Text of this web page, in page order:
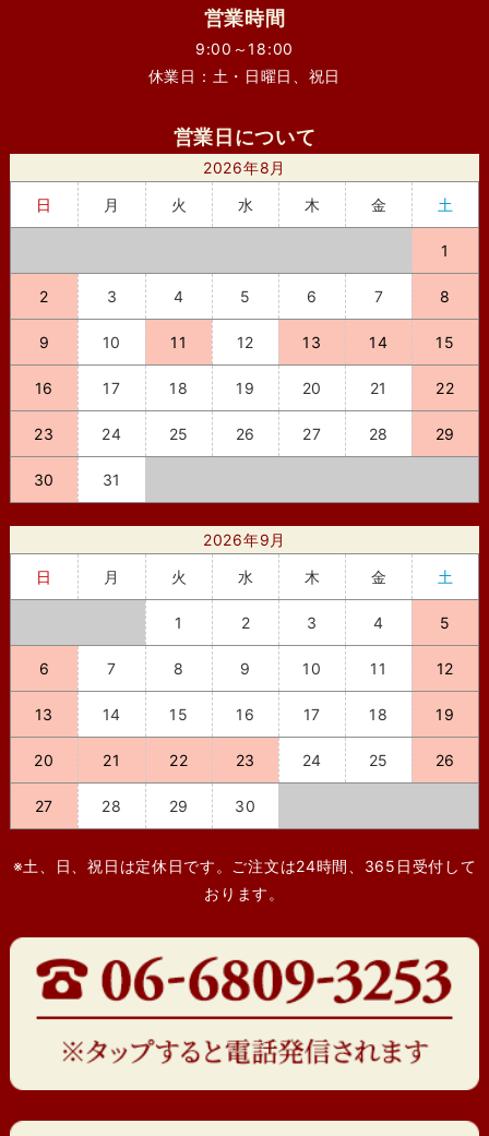
営業時間
9:00～18:00
休業日：土・日曜日、祝日
営業日について
2026年8月
日
月 火 水 木 金 土
1
2 3 4 5 6 7 8
9 10 11 12 13 14 15
16 17 18 19 20 21 22
23 24 25 26 27 28 29
30 31
2026年9月
日
月 火 水 木 金 土
1 2 3 4 5
6 7 8 9 10 11 12
13 14 15 16 17 18 19
20 21 22 23 24 25 26
27 28 29 30
※土、日、祝日は定休日です。ご注文は24時間、365日受付して
おります。